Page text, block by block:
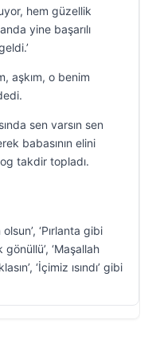
hem güzellik
yine başarılı
aşkım, o benim
sen varsın sen
babasının elini
takdir topladı.
‘Pırlanta gibi
‘Maşallah
‘İçimiz ısındı’ gibi